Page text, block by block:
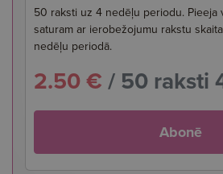
50 raksti uz 4 nedēļu periodu. Pieeja
saturam ar ierobežojumu rakstu
nedēļu periodā.
2.50 €/ 50 raksti
Abonē